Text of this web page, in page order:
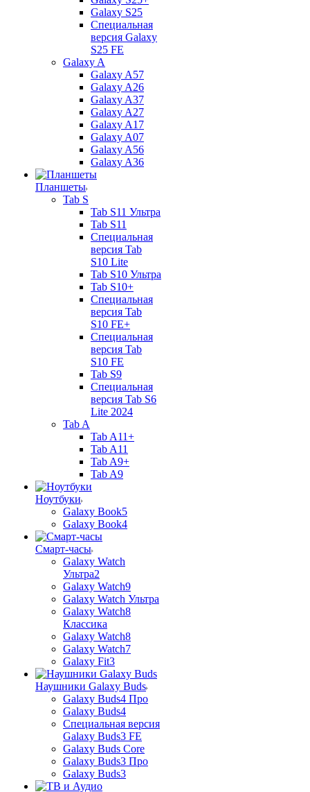
Galaxy S25
Специальная
версия Galaxy
S25 FE
Galaxy A
Galaxy A57
Galaxy A26
Galaxy A37
Galaxy A27
Galaxy A17
Galaxy A07
Galaxy A56
Galaxy A36
Планшеты
Tab S
Tab S11 Ультра
Tab S11
Специальная
версия Tab
S10 Lite
Tab S10 Ультра
Tab S10+
Специальная
версия Tab
S10 FE+
Специальная
версия Tab
S10 FE
Tab S9
Специальная
версия Tab S6
Lite 2024
Tab A
Tab A11+
Tab A11
Tab A9+
Tab A9
Ноутбуки
Galaxy Book5
Galaxy Book4
Смарт-часы
Galaxy Watch
Ультра2
Galaxy Watch9
Galaxy Watch Ультра
Galaxy Watch8
Классика
Galaxy Watch8
Galaxy Watch7
Galaxy Fit3
Наушники Galaxy Buds
Galaxy Buds4 Про
Galaxy Buds4
Специальная версия
Galaxy Buds3 FE
Galaxy Buds Core
Galaxy Buds3 Про
Galaxy Buds3